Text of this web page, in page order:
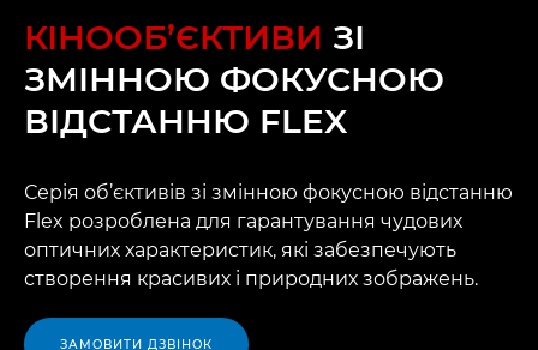
КІНООБ’ЄКТИВИ ЗІ
ЗМІННОЮ ФОКУСНОЮ
ВІДСТАННЮ FLEX
Серія об’єктивів зі змінною фокусною відстанню
Flex розроблена для гарантування чудових
оптичних характеристик, які забезпечують
створення красивих і природних зображень.
ЗАМОВИТИ ДЗВІНОК